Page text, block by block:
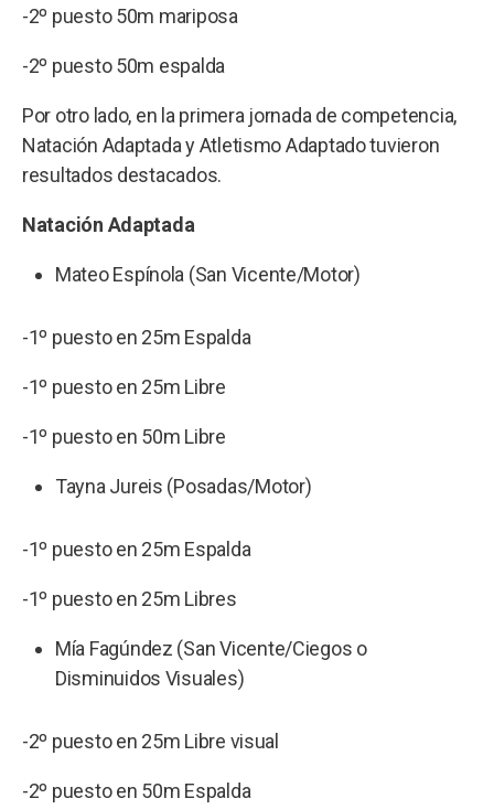
-2º puesto 50m mariposa
-2º puesto 50m espalda
Por otro lado, en la primera jornada de competencia,
Natación Adaptada y Atletismo Adaptado tuvieron
resultados destacados.
Natación Adaptada
Mateo Espínola (San Vicente/Motor)
-1º puesto en 25m Espalda
-1º puesto en 25m Libre
-1º puesto en 50m Libre
Tayna Jureis (Posadas/Motor)
-1º puesto en 25m Espalda
-1º puesto en 25m Libres
Mía Fagúndez (San Vicente/Ciegos o
Disminuidos Visuales)
-2º puesto en 25m Libre visual
-2º puesto en 50m Espalda